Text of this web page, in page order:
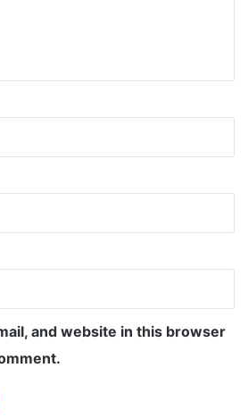
and website in this browser